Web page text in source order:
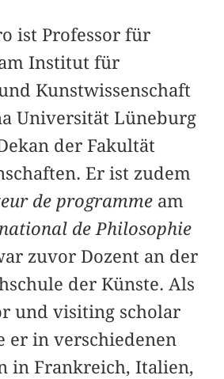
ist Professor für
Institut für
Kunstwissenschaft
Universität Lüneburg
der Fakultät
Er ist zudem
de programme am
de Philosophie
zuvor Dozent an der
der Künste. Als
und visiting scholar
er in verschiedenen
in Frankreich, Italien,